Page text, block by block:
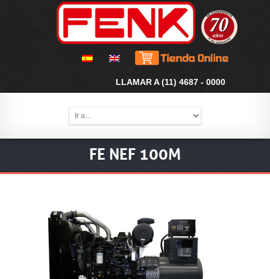
LLAMAR A (11) 4687 - 0000
FE NEF 100M